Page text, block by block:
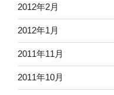
2012年2月
2012年1月
2011年11月
2011年10月